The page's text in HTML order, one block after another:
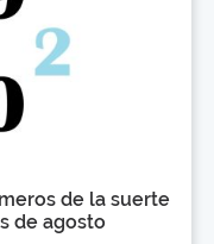
de la suerte
de agosto